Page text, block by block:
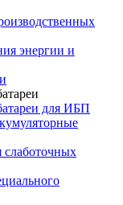
энергии и
для ИБП
слаботочных